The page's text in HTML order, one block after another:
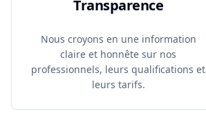
Transparence
Nous croyons en une information
claire et honnête sur nos
professionnels, leurs qualifications et
leurs tarifs.